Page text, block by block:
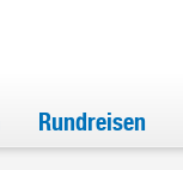
Rundreisen